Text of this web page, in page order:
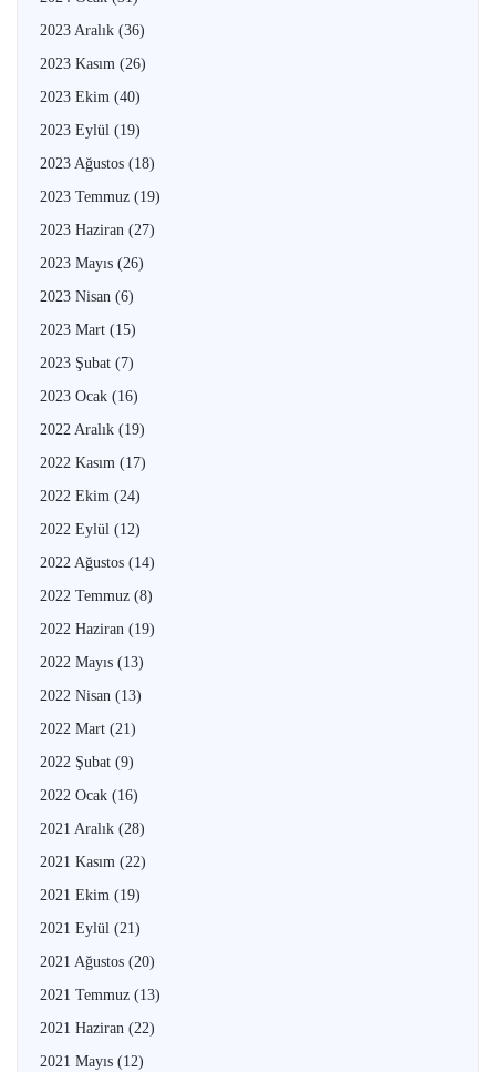
2023 Aralık (36)
2023 Kasım (26)
2023 Ekim (40)
2023 Eylül (19)
2023 Ağustos (18)
2023 Temmuz (19)
2023 Haziran (27)
2023 Mayıs (26)
2023 Nisan (6)
2023 Mart (15)
2023 Şubat (7)
2023 Ocak (16)
2022 Aralık (19)
2022 Kasım (17)
2022 Ekim (24)
2022 Eylül (12)
2022 Ağustos (14)
2022 Temmuz (8)
2022 Haziran (19)
2022 Mayıs (13)
2022 Nisan (13)
2022 Mart (21)
2022 Şubat (9)
2022 Ocak (16)
2021 Aralık (28)
2021 Kasım (22)
2021 Ekim (19)
2021 Eylül (21)
2021 Ağustos (20)
2021 Temmuz (13)
2021 Haziran (22)
2021 Mayıs (12)